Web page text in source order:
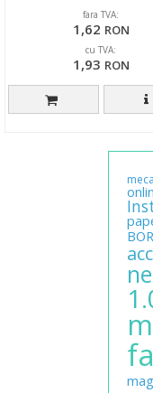
fara TVA:
1,62 RON
cu TVA:
1,93 RON